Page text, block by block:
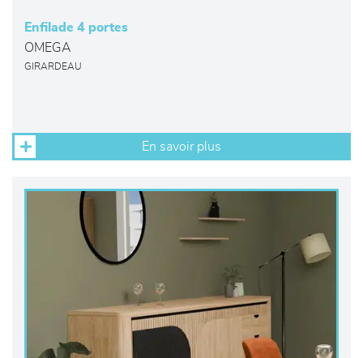
Enfilade 4 portes
OMEGA
GIRARDEAU
En savoir plus